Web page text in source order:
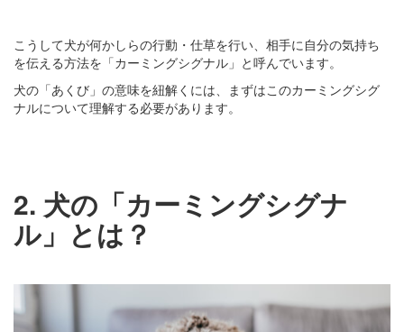
こうして犬が何かしらの行動・仕草を行い、相手に自分の気持ち
を伝える方法を「カーミングシグナル」と呼んでいます。
犬の「あくび」の意味を紐解くには、まずはこのカーミングシグ
ナルについて理解する必要があります。
2. 犬の「カーミングシグナ
ル」とは？